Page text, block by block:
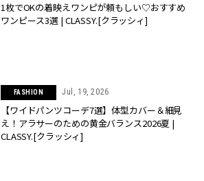
1枚でOKの着映えワンピが頼もしい♡おすすめ
ワンピース3選 | CLASSY.[クラッシィ]
FASHION Jul, 19, 2026
【ワイドパンツコーデ7選】体型カバー＆細見
え！アラサーのための黄金バランス2026夏 |
CLASSY.[クラッシィ]